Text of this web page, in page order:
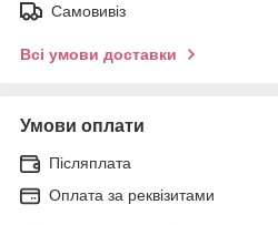
Самовивіз
Всі умови доставки
Умови оплати
Післяплата
Оплата за реквізитами